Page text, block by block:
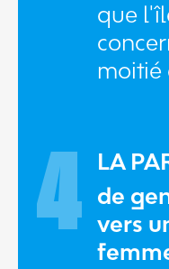
que
moitié
4
LA
de
vers